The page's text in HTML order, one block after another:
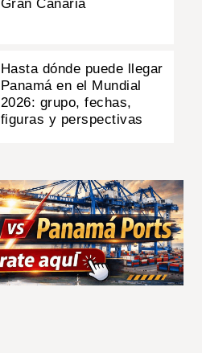
Gran Canaria
Hasta dónde puede llegar
Panamá en el Mundial
2026: grupo, fechas,
figuras y perspectivas